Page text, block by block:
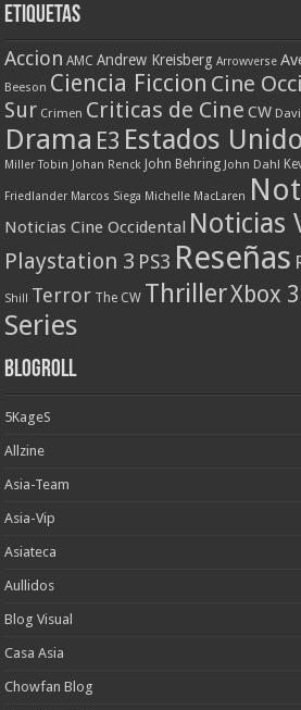
Etiquetas
Accion AMC Andrew Kreisberg Arrowverse
Beeson Ciencia Ficcion Cine
Sur Crimen Criticas de Cine CW
Drama E3 Estados
Miller Tobin Johan Renck John Behring John Dahl
Friedlander Marcos Siega Michelle MacLaren
Noticias Cine Occidental Noticias
Playstation 3 PS3 Reseñas
Shill Terror The CW ThrillerXbox
Series
Blogroll
5KageS
Allzine
Asia-Team
Asia-Vip
Asiateca
Aullidos
Blog Visual
Casa Asia
Chowfan Blog